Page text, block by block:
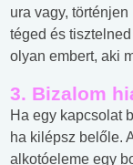
ura vagy,
téged és
olyan embert, aki
3. Bizalom
Ha egy kapcsolat
ha kilépsz belőle.
alkotóeleme egy